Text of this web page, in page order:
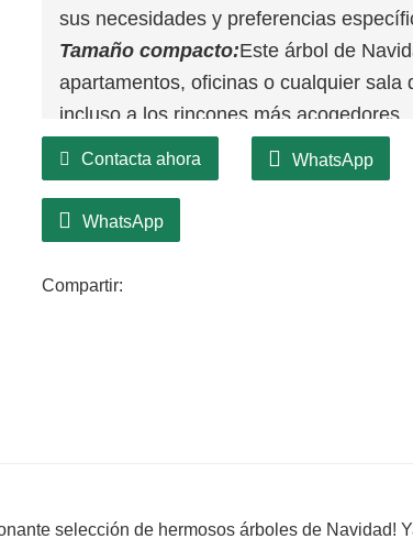
sus necesidades y preferencias
Tamaño compacto:Este árbol de
apartamentos, oficinas o cualquier
incluso a los rincones más acogedores.
Robusto y seguro:
La base
que el árbol permanezca seguro en su
decoración navideña.
Decoración versátil:
blanco para tu creatividad.
Contacta ahora WhatsApp
WhatsApp
Compartir:
selección de hermosos árboles de Navidad!